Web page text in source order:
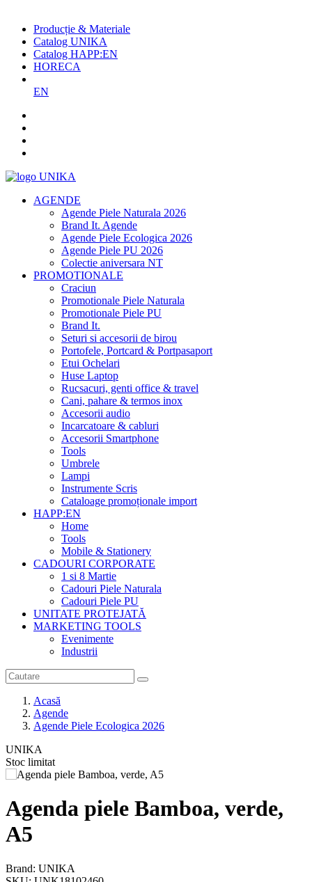
Producție & Materiale
Catalog UNIKA
Catalog HAPP:EN
HORECA
EN
AGENDE
Agende Piele Naturala 2026
Brand It. Agende
Agende Piele Ecologica 2026
Agende Piele PU 2026
Colectie aniversara NT
PROMOTIONALE
Craciun
Promotionale Piele Naturala
Promotionale Piele PU
Brand It.
Seturi si accesorii de birou
Portofele, Portcard & Portpasaport
Etui Ochelari
Huse Laptop
Rucsacuri, genti office & travel
Cani, pahare & termos inox
Accesorii audio
Incarcatoare & cabluri
Accesorii Smartphone
Tools
Umbrele
Lampi
Instrumente Scris
Cataloage promoționale import
HAPP:EN
Home
Tools
Mobile & Stationery
CADOURI CORPORATE
1 si 8 Martie
Cadouri Piele Naturala
Cadouri Piele PU
UNITATE PROTEJATĂ
MARKETING TOOLS
Evenimente
Industrii
Acasă
Agende
Agende Piele Ecologica 2026
UNIKA
Stoc limitat
Agenda piele Bamboa, verde,
A5
Brand: UNIKA